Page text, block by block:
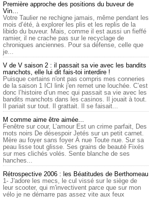
Première approche des positions du buveur de
Vin…
Votre Taulier ne rechigne jamais, même pendant les
mois d’été, à explorer les plis et les replis de la
libido du buveur. Mais, comme il est aussi un fieffé
ramier, il ne crache pas sur le recyclage de
chroniques anciennes. Pour sa défense, celle que
je...
V de V saison 2 : il passait sa vie avec les bandits
manchots, elle lui dit fais-toi interdire !
Puisque certains n'ont pas compris mes conneries
de la saison 1 ICI link j'en remet une louchée. C’est
donc l’histoire d’un mec qui passait sa vie avec les
bandits manchots dans les casinos. Il jouait à tout.
Il pariait sur tout. Il grattait. Il se faisait...
M comme aime être aimée...
Fenêtre sur cour, L’amour Est un crime parfait, Des
mots noirs De désespoir Jetés sur un petit carnet.
Mère au foyer sans foyer À nue Toute nue. Sur sa
peau lisse tout glisse. Ses grains de beauté Fixés
sur mes clichés volés. Sente blanche de ses
hanches...
Rétrospective 2006 : les Béatitudes de Berthomeau
1- J'adore les mecs, le cul vissé sur le siège de
leur scooter, qui m'invectivent parce que sur mon
vélo je ne démarre pas assez vite aux feux